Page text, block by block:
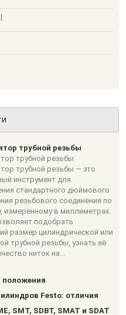
трубной резьбы
трубной резьбы
трубной резьбы — это
инструмент для
стандартного дюймового
резьбового соединения по
измеренному в миллиметрах.
подобрать
размер цилиндрической или
трубной резьбы, узнать её
ниток на...
положения
Festo: отличия
SMT, SDBT, SMAT и SDAT